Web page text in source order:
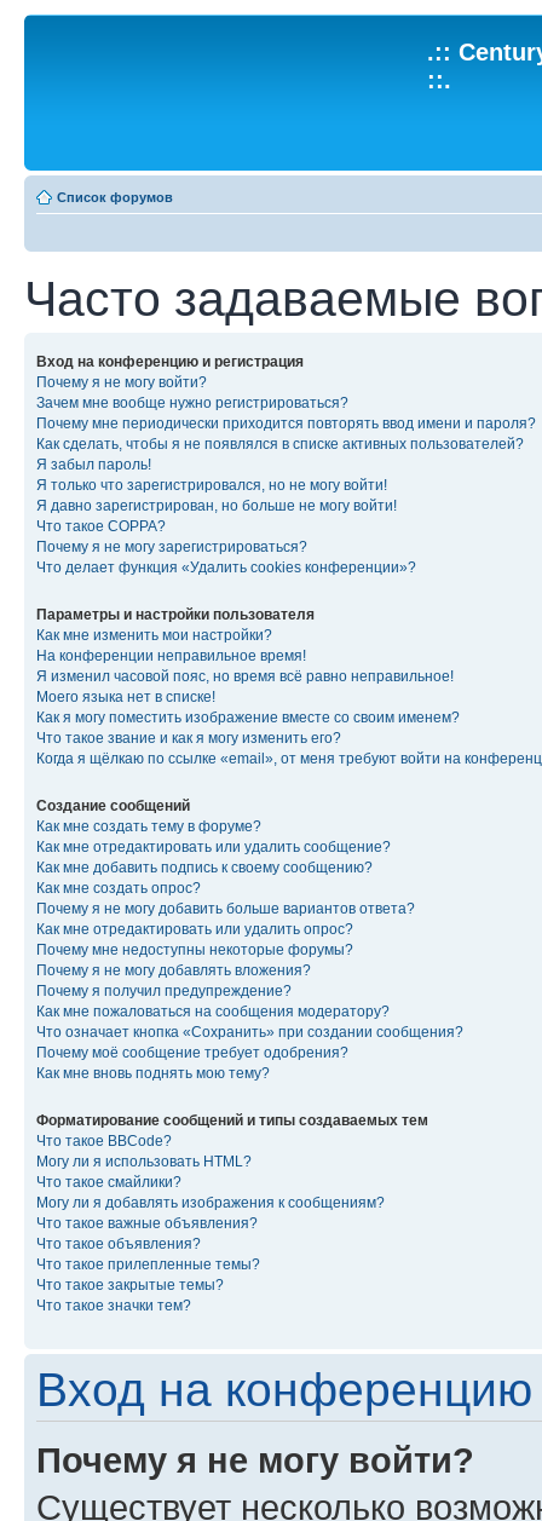
.::
::.
Список форумов
Часто задаваемые
Вход на конференцию и регистрация
Почему я не могу войти?
Зачем мне вообще нужно регистрироваться?
Почему мне периодически приходится повторять ввод имени и пароля?
Как сделать, чтобы я не появлялся в списке активных пользователей?
Я забыл пароль!
Я только что зарегистрировался, но не могу войти!
Я давно зарегистрирован, но больше не могу войти!
Что такое COPPA?
Почему я не могу зарегистрироваться?
Что делает функция «Удалить cookies конференции»?
Параметры и настройки пользователя
Как мне изменить мои настройки?
На конференции неправильное время!
Я изменил часовой пояс, но время всё равно неправильное!
Моего языка нет в списке!
Как я могу поместить изображение вместе со своим именем?
Что такое звание и как я могу изменить его?
Когда я щёлкаю по ссылке «email», от меня требуют войти на
Создание сообщений
Как мне создать тему в форуме?
Как мне отредактировать или удалить сообщение?
Как мне добавить подпись к своему сообщению?
Как мне создать опрос?
Почему я не могу добавить больше вариантов ответа?
Как мне отредактировать или удалить опрос?
Почему мне недоступны некоторые форумы?
Почему я не могу добавлять вложения?
Почему я получил предупреждение?
Как мне пожаловаться на сообщения модератору?
Что означает кнопка «Сохранить» при создании сообщения?
Почему моё сообщение требует одобрения?
Как мне вновь поднять мою тему?
Форматирование сообщений и типы создаваемых тем
Что такое BBCode?
Могу ли я использовать HTML?
Что такое смайлики?
Могу ли я добавлять изображения к сообщениям?
Что такое важные объявления?
Что такое объявления?
Что такое прилепленные темы?
Что такое закрытые темы?
Что такое значки тем?
Вход на конференцию
Почему я не могу войти?
Существует несколько